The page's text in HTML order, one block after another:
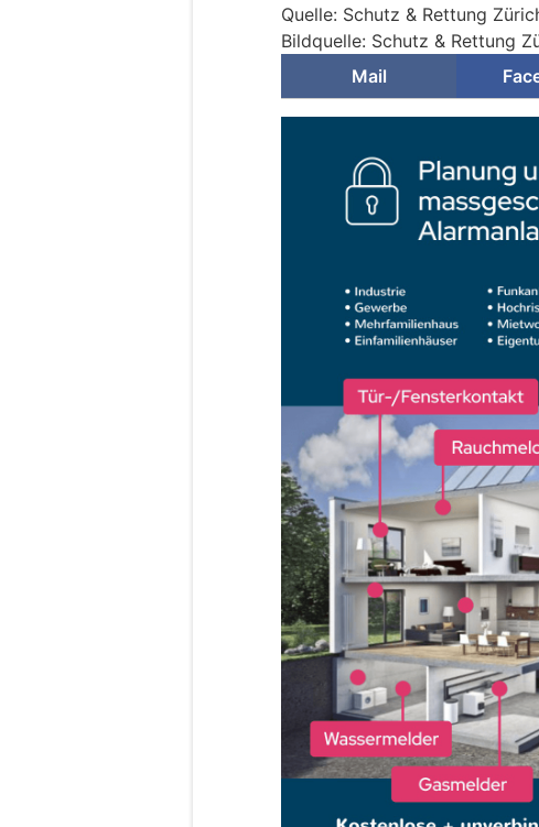
Quelle: Schutz & Rettung
Bildquelle: Schutz & Rettung
Mail